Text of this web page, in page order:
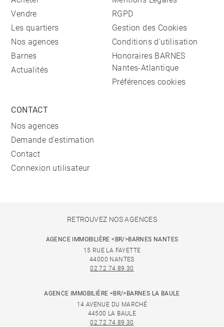
Vendre
Les quartiers
Nos agences
Barnes
Actualités
RGPD
Gestion des Cookies
Conditions d'utilisation
Honoraires BARNES
Nantes-Atlantique
Préférences cookies
CONTACT
Nos agences
Demande d'estimation
Contact
Connexion utilisateur
RETROUVEZ NOS AGENCES
AGENCE IMMOBILIÈRE <BR/>BARNES NANTES
15 RUE LA FAYETTE
44000 NANTES
02 72 74 89 30
AGENCE IMMOBILIÈRE <BR/>BARNES LA BAULE
14 AVENUE DU MARCHÉ
44500 LA BAULE
02 72 74 89 30